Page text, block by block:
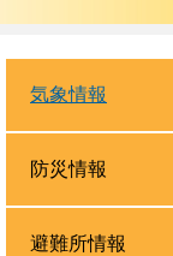
気象情報
防災情報
避難所情報